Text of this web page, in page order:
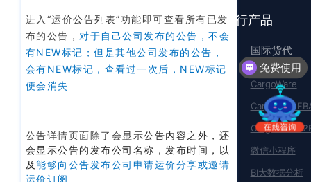
进入“运价公告列表”功能即可查看所有已发
布的公告， 对于自己公司发布的公告，不会
有NEW标记；但是其他公司发布的公告，
会有NEW标记，查看过一次后，NEW标记
便会消失
公告详情页面除了会显示公告内容之外，还
会显示公告的发布公司名称，发布时间，以
及能够向公告发布公司申请运价分享或邀请
运价订阅
沃行产品
国际货代
CargoWare
微信小程序
BI大数据分析
免费使用